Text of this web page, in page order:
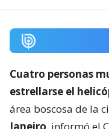
Cuatro personas
estrellarse el
área boscosa de la